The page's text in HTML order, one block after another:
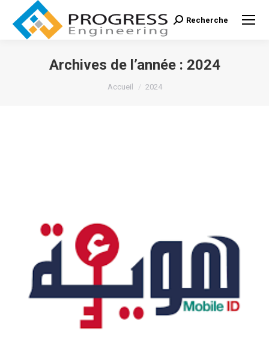
Recherche
Recherche
Archives de l’année : 2024
Vous êtes ici :
Accueil 2024